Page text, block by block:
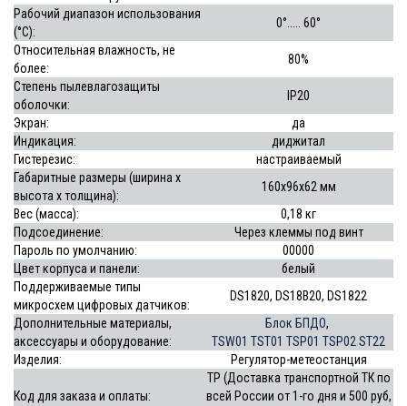
Рабочий диапазон использования
(°С):
0°..... 60°
Относительная влажность, не
более:
80%
Степень пылевлагозащиты
оболочки:
IP20
Экран:
да
Индикация:
диджитал
Гистерезис:
настраиваемый
Габаритные размеры (ширина х
высота х толщина):
160х96х62 мм
Вес (масса):
0,18 кг
Подсоединение:
Через клеммы под винт
Пароль по умолчанию:
00000
Цвет корпуса и панели:
белый
Поддерживаемые типы
микросхем цифровых датчиков:
DS1820, DS18B20, DS1822
Дополнительные материалы,
аксессуары и оборудование:
Блок БПДО,
TSW01 TST01 TSP01 TSP02 ST22
Изделия:
Регулятор-метеостанция
Код для заказа и оплаты:
ТР (Доставка транспортной ТК по
всей России от 1-го дня и 500 руб,